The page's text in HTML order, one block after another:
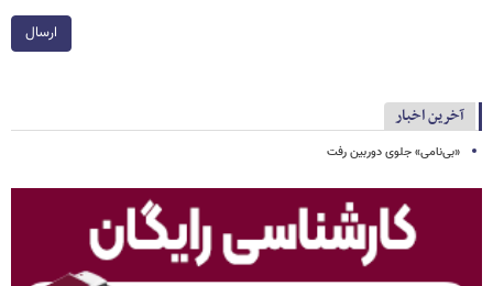
ارسال
آخرین اخبار
«بی‌نامی» جلوی دوربین رفت